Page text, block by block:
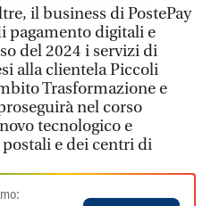
il business di PostePay
pagamento digitali e
del 2024 i servizi di
alla clientela Piccoli
Trasformazione e
nel corso
tecnologico e
e dei centri di